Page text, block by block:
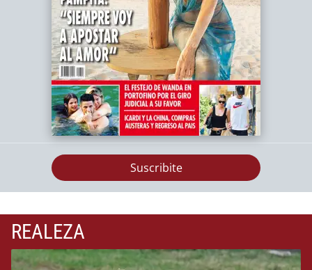
Suscribite
REALEZA